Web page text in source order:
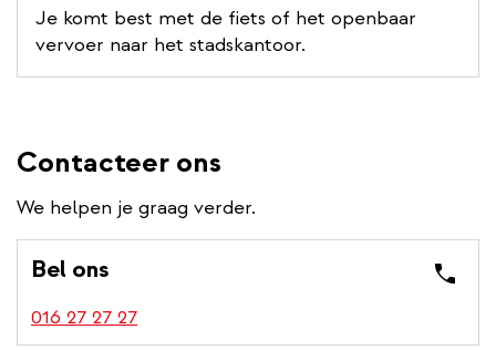
Je komt best met de fiets of het openbaar
vervoer naar het stadskantoor.
Contacteer ons
We helpen je graag verder.
Bel ons
016 27 27 27